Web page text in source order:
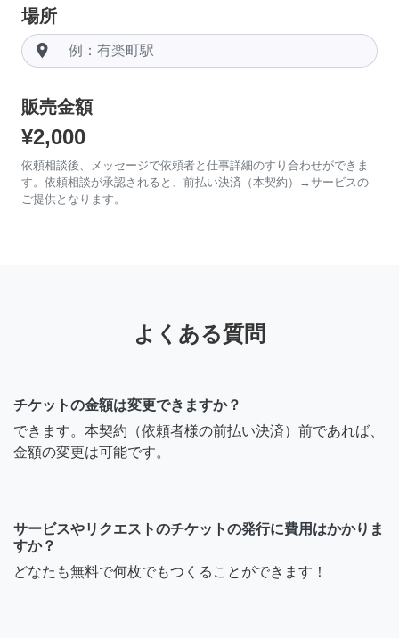
場所
room
販売金額
¥2,000
依頼相談後、メッセージで依頼者と仕事詳細のすり合わせができま
す。依頼相談が承認されると、前払い決済（本契約）→サービスの
ご提供となります。
よくある質問
チケットの金額は変更できますか？
できます。本契約（依頼者様の前払い決済）前であれば、
金額の変更は可能です。
サービスやリクエストのチケットの発行に費用はかかりま
すか？
どなたも無料で何枚でもつくることができます！